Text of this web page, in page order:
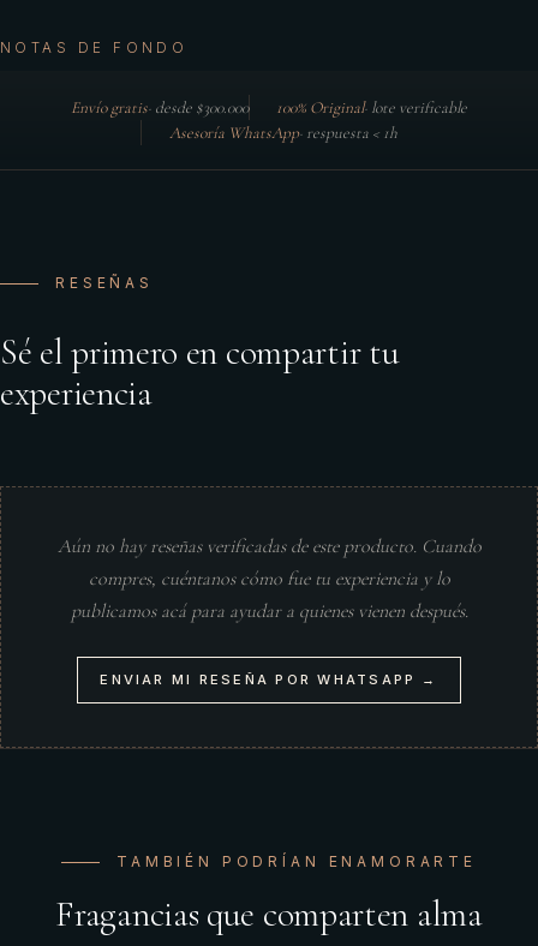
NOTAS DE FONDO
Envío gratis· desde $300.000 100% Original· lote verificable
Asesoría WhatsApp· respuesta < 1h
RESEÑAS
Sé el primero en compartir tu
experiencia
Aún no hay reseñas verificadas de este producto. Cuando
compres, cuéntanos cómo fue tu experiencia y lo
publicamos acá para ayudar a quienes vienen después.
ENVIAR MI RESEÑA POR WHATSAPP →
TAMBIÉN PODRÍAN ENAMORARTE
Fragancias que comparten alma